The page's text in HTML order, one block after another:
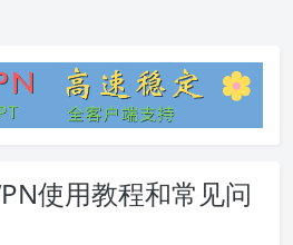
使用教程和常见问